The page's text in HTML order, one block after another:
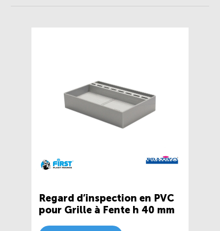
Regard d’inspection en PVC
pour Grille à Fente h 40 mm